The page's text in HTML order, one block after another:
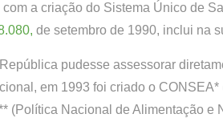
a criação do Sistema Único de
de setembro de 1990, inclui na
pudesse assessorar
em 1993 foi criado o
(Política Nacional de Alimentação e